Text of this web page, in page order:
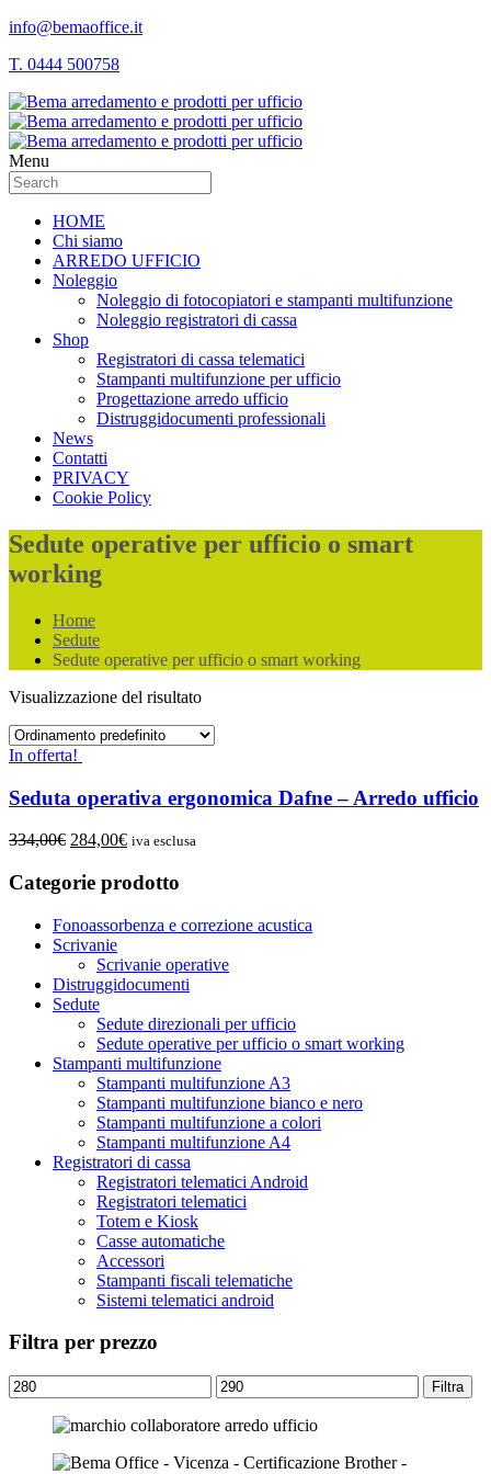
info@bemaoffice.it
T. 0444 500758
Menu
HOME
Chi siamo
ARREDO UFFICIO
Noleggio
Noleggio di fotocopiatori e stampanti multifunzione
Noleggio registratori di cassa
Shop
Registratori di cassa telematici
Stampanti multifunzione per ufficio
Progettazione arredo ufficio
Distruggidocumenti professionali
News
Contatti
PRIVACY
Cookie Policy
Sedute operative per ufficio o smart
working
Home
Sedute
Sedute operative per ufficio o smart working
Visualizzazione del risultato
In offerta!
Seduta operativa ergonomica Dafne – Arredo ufficio
334,00€ Il
originale
334,00€.
284,00€Il
attuale
284,00€.
iva esclusa
Categorie prodotto
Fonoassorbenza e correzione acustica
Scrivanie
Scrivanie operative
Distruggidocumenti
Sedute
Sedute direzionali per ufficio
Sedute operative per ufficio o smart working
Stampanti multifunzione
Stampanti multifunzione A3
Stampanti multifunzione bianco e nero
Stampanti multifunzione a colori
Stampanti multifunzione A4
Registratori di cassa
Registratori telematici Android
Registratori telematici
Totem e Kiosk
Casse automatiche
Accessori
Stampanti fiscali telematiche
Sistemi telematici android
Filtra per prezzo
Prezzo
Min
Prezzo
Max
Filtra